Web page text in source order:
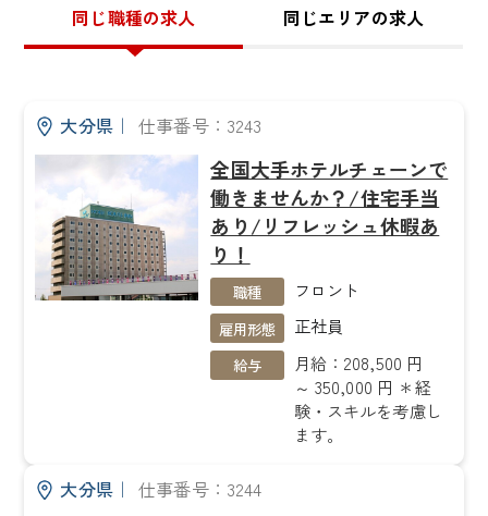
同じ職種の求人 同じエリアの求人
大分県｜ 仕事番号：3243
全国大手ホテルチェーンで
働きませんか？/住宅手当
あり/リフレッシュ休暇あ
り！
職種 フロント
雇用形態 正社員
給与
月給：208,500 円
～ 350,000 円 ＊経
験・スキルを考慮し
ます。
大分県｜ 仕事番号：3244